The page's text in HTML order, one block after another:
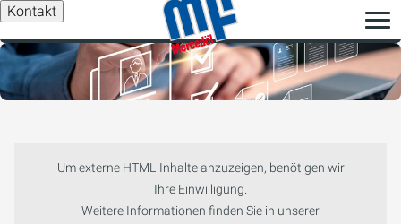
Kontakt
Um externe HTML-Inhalte anzuzeigen, benötigen wir
Ihre Einwilligung.
Weitere Informationen finden Sie in unserer